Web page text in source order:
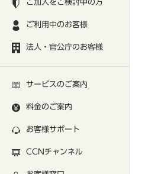
ご加入をご検討中の方
ご利用中のお客様
法人・官公庁のお客様
サービスのご案内
料金のご案内
お客様サポート
CCNチャンネル